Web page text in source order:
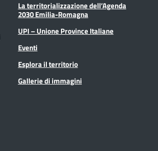
La territorializzazione dell’Agenda
2030 Emilia-Romagna
UPI – Unione Province Italiane
Eventi
Esplora il territorio
Gallerie di immagini